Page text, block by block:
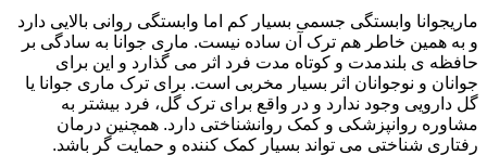
ماریجوانا وابستگی جسمی بسیار کم اما وابستگی روانی بالایی دارد
و به همین خاطر هم ترک آن ساده نیست. ماری جوانا به سادگی بر
حافظه ی بلندمدت و کوتاه مدت فرد اثر می گذارد و این برای
جوانان و نوجوانان اثر بسیار مخربی است. برای ترک ماری جوانا یا
گل دارویی وجود ندارد و در واقع برای ترک گل، فرد بیشتر به
مشاوره روانپزشکی و کمک روانشناختی دارد. همچنین درمان
رفتاری شناختی می تواند بسیار کمک کننده و حمایت گر باشد.